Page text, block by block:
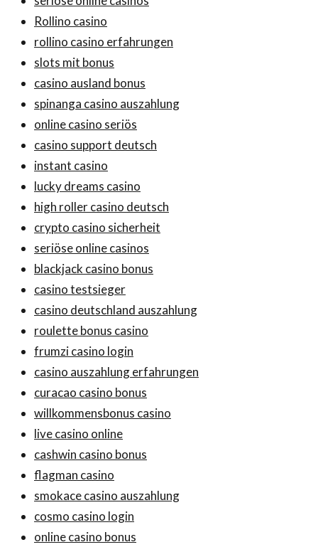
Rollino casino
rollino casino erfahrungen
slots mit bonus
casino ausland bonus
spinanga casino auszahlung
online casino seriös
casino support deutsch
instant casino
lucky dreams casino
high roller casino deutsch
crypto casino sicherheit
seriöse online casinos
blackjack casino bonus
casino testsieger
casino deutschland auszahlung
roulette bonus casino
frumzi casino login
casino auszahlung erfahrungen
curacao casino bonus
willkommensbonus casino
live casino online
cashwin casino bonus
flagman casino
smokace casino auszahlung
cosmo casino login
online casino bonus